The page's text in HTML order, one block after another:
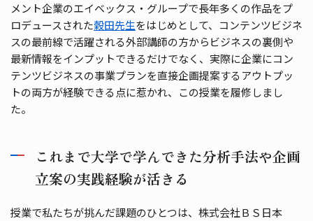
メント企業のエイベックス・グループで長年多くの作品をプ
ロデュースされた穀田先生をはじめとして、コンテンツビジネ
スの最前線で活躍される外部講師の方からビジネスの裏側や
最新情報をインプットできるだけでなく、実際に企業にコン
テンツビジネスの事業プランを直接企画提案するアウトプッ
トの両方が経験できる点に惹かれ、この授業を履修しまし
た。
これまで大学で学んできた分析手法や企画
立案の実践経験が活きる
授業で私たちが挑んだ課題のひとつは、株式会社ＢＳ日本